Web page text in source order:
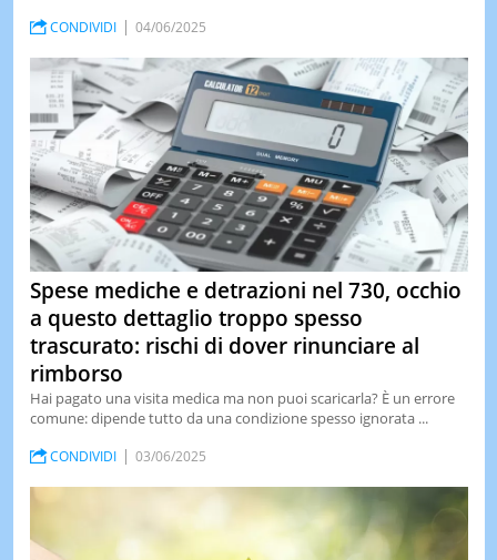
OGGI
LE
DI
IERI
CONDIVIDI 04/06/2025
Spese mediche e detrazioni nel 730, occhio
a questo dettaglio troppo spesso
trascurato: rischi di dover rinunciare al
rimborso
Hai pagato una visita medica ma non puoi scaricarla? È un errore
comune: dipende tutto da una condizione spesso ignorata ...
CONDIVIDI 03/06/2025